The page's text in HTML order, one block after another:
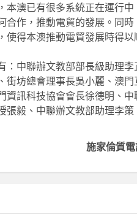
澳已有很多系統正在運行
作，推動電貿的發展。同
使得本澳推動電貿發展時得
：中聯辦文教部部長級助理
街坊總會理事長吳小麗、澳
資訊科技協會會長徐德明、
毅、中聯辦文教部助理李策
施家倫質